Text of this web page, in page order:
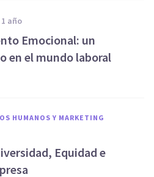
1 año
Emocional: un
en el mundo laboral
HUMANOS Y MARKETING
Equidad e